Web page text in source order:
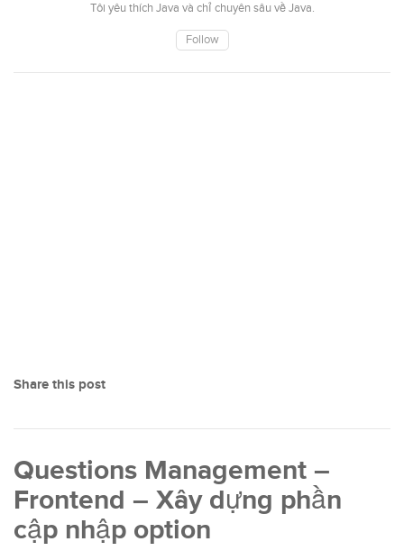
Tôi yêu thích Java và chỉ chuyên sâu về Java.
Follow
Share this post
Questions Management –
Frontend – Xây dựng phần
cập nhập option